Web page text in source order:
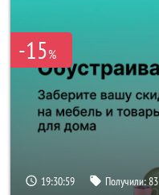
-15%
19:30:56 Получили:83